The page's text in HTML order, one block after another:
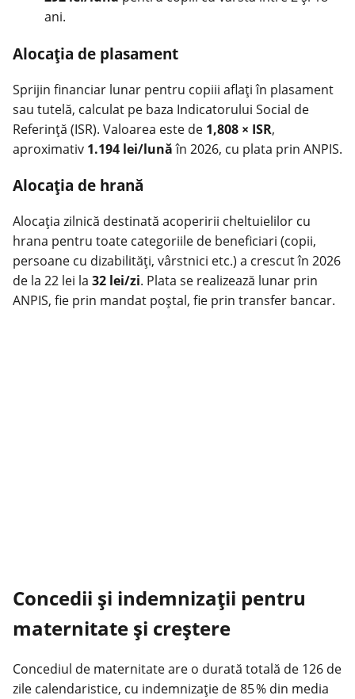
ani.
Alocația de plasament
Sprijin financiar lunar pentru copiii aflați în plasament
sau tutelă, calculat pe baza Indicatorului Social de
Referință (ISR). Valoarea este de 1,808 × ISR,
aproximativ 1.194 lei/lunăîn 2026, cu plata prin ANPIS.
Alocația de hrană
Alocația zilnică destinată acoperirii cheltuielilor cu
hrana pentru toate categoriile de beneficiari (copii,
persoane cu dizabilități, vârstnici etc.) a crescut în 2026
de la 22 lei la 32 lei/zi. Plata se realizează lunar prin
ANPIS, fie prin mandat poștal, fie prin transfer bancar.
Concedii și indemnizații pentru
maternitate și creștere
Concediul de maternitate are o durată totală de 126 de
zile calendaristice, cu indemnizație de 85 % din media